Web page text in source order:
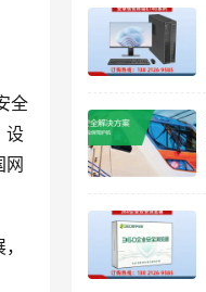
全
设
网